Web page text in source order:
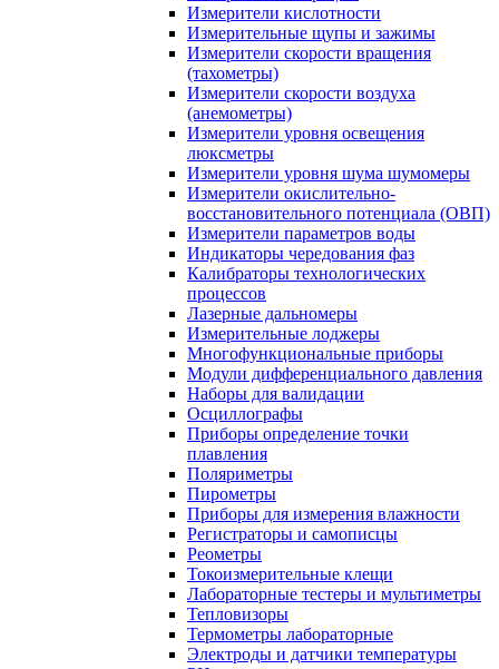
Измерители кислотности
Измерительные щупы и зажимы
Измерители скорости вращения
(тахометры)
Измерители скорости воздуха
(анемометры)
Измерители уровня освещения
люксметры
Измерители уровня шума шумомеры
Измерители окислительно-
восстановительного потенциала (ОВП)
Измерители параметров воды
Индикаторы чередования фаз
Калибраторы технологических
процессов
Лазерные дальномеры
Измерительные лоджеры
Многофункциональные приборы
Модули дифференциального давления
Наборы для валидации
Осциллографы
Приборы определение точки
плавления
Поляриметры
Пирометры
Приборы для измерения влажности
Регистраторы и самописцы
Реометры
Токоизмерительные клещи
Лабораторные тестеры и мультиметры
Тепловизоры
Термометры лабораторные
Электроды и датчики температуры